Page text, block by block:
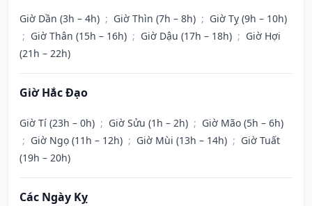
Giờ Dần (3h – 4h) ; Giờ Thìn (7h – 8h) ; Giờ Tỵ (9h – 10h)
; Giờ Thân (15h – 16h) ; Giờ Dậu (17h – 18h) ; Giờ Hợi
(21h – 22h)
Giờ Hắc Đạo
Giờ Tí (23h – 0h) ; Giờ Sửu (1h – 2h) ; Giờ Mão (5h – 6h)
; Giờ Ngọ (11h – 12h) ; Giờ Mùi (13h – 14h) ; Giờ Tuất
(19h – 20h)
Các Ngày Kỵ